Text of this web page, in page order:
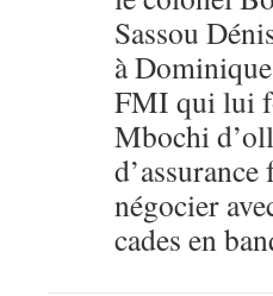
Sassou
à
FMI qui lui
Mbochi
négocier
cades en